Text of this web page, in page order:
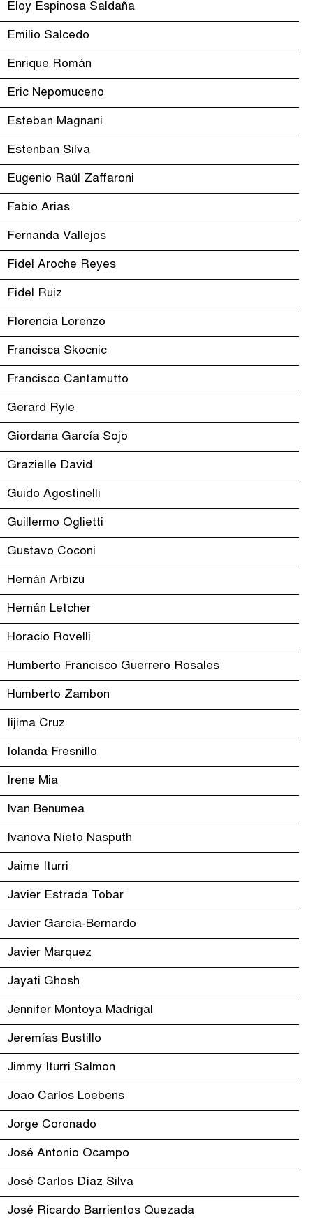
Eloy Espinosa Saldaña
Emilio Salcedo
Enrique Román
Eric Nepomuceno
Esteban Magnani
Estenban Silva
Eugenio Raúl Zaffaroni
Fabio Arias
Fernanda Vallejos
Fidel Aroche Reyes
Fidel Ruiz
Florencia Lorenzo
Francisca Skocnic
Francisco Cantamutto
Gerard Ryle
Giordana García Sojo
Grazielle David
Guido Agostinelli
Guillermo Oglietti
Gustavo Coconi
Hernán Arbizu
Hernán Letcher
Horacio Rovelli
Humberto Francisco Guerrero Rosales
Humberto Zambon
Iijima Cruz
Iolanda Fresnillo
Irene Mia
Ivan Benumea
Ivanova Nieto Nasputh
Jaime Iturri
Javier Estrada Tobar
Javier García-Bernardo
Javier Marquez
Jayati Ghosh
Jennifer Montoya Madrigal
Jeremías Bustillo
Jimmy Iturri Salmon
Joao Carlos Loebens
Jorge Coronado
José Antonio Ocampo
José Carlos Díaz Silva
José Ricardo Barrientos Quezada